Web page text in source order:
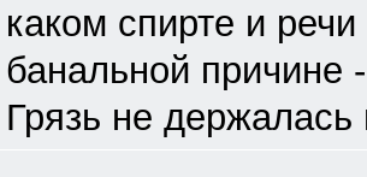
каком спирте и
банальной причине
Грязь не держалась